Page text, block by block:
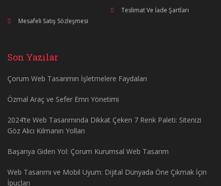
Teslimat Ve İade Şartları
Mesafeli Satış Sözleşmesi
Son Yazılar
Çorum Web Tasarımın İşletmelere Faydaları
Özmal Araç ve Sefer Emri Yönetimi
2024’te Web Tasarımında Dikkat Çeken 7 Renk Paleti: Sitenizi
Göz Alıcı Kılmanın Yolları
Başarıya Giden Yol: Çorum Kurumsal Web Tasarım
Web Tasarımı ve Mobil Uyum: Dijital Dünyada Öne Çıkmak İçin
İpuçları